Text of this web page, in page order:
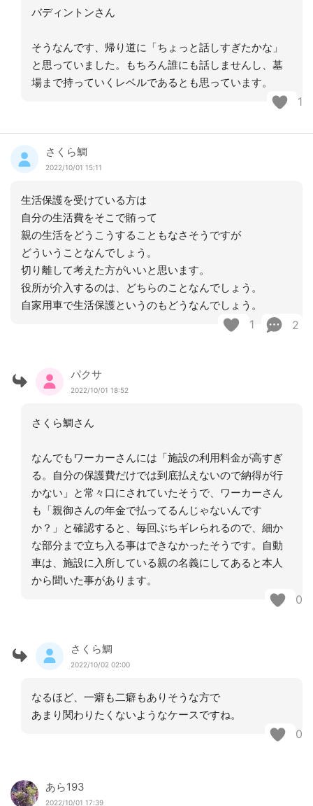
バディントンさん
そうなんです、帰り道に「ちょっと話しすぎたかな」
と思っていました。もちろん誰にも話しませんし、墓
場まで持っていくレベルであるとも思っています。
1
さくら鯛
2022/10/01 15:11
生活保護を受けている方は
自分の生活費をそこで賄って
親の生活をどうこうすることもなさそうですが
どういうことなんでしょう。
切り離して考えた方がいいと思います。
役所が介入するのは、どちらのことなんでしょう。
自家用車で生活保護というのもどうなんでしょう。
1 2
パクサ
2022/10/01 18:52
さくら鯛さん
なんでもワーカーさんには「施設の利用料金が高すぎ
る。自分の保護費だけでは到底払えないので納得が行
かない」と常々口にされていたそうで、ワーカーさん
も「親御さんの年金で払ってるんじゃないんです
か？」と確認すると、毎回ぶちギレられるので、細か
な部分まで立ち入る事はできなかったそうです。自動
車は、施設に入所している親の名義にしてあると本人
から聞いた事があります。
0
さくら鯛
2022/10/02 02:00
なるほど、一癖も二癖もありそうな方で
あまり関わりたくないようなケースですね。
0
あら193
2022/10/01 17:39